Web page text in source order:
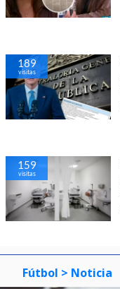
189
visitas
159
visitas
Fútbol > Noticia